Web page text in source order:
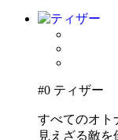
#0 ティザー
すべてのオ
見えざる敵